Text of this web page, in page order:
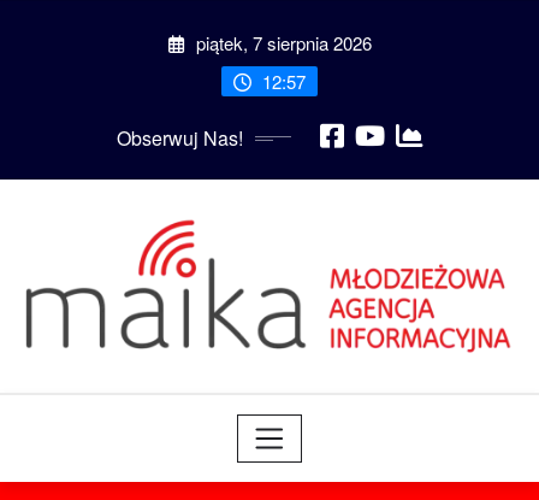
piątek, 7 sierpnia 2026
12:57
Obserwuj Nas!